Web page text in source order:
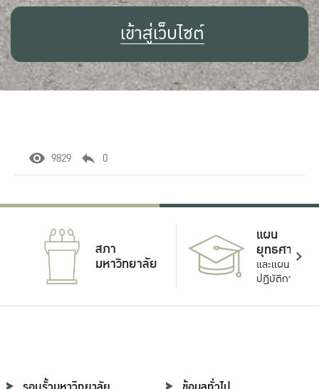
เข้าสู่เว็บไซต์
9829 0
สภา
มหาวิทยาลัย
แผน
ยุทธศาสตร์
และแผน
ปฏิบัติการ